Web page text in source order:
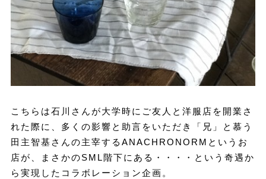
こちらは石川さんが大学時にご友人と洋服店を開業さ
れた際に、多くの影響と助言をいただき「兄」と慕う
田主智基さんの主宰するANACHRONORMというお
店が、まさかのSML階下にある・・・・という奇遇か
ら実現したコラボレーション企画。